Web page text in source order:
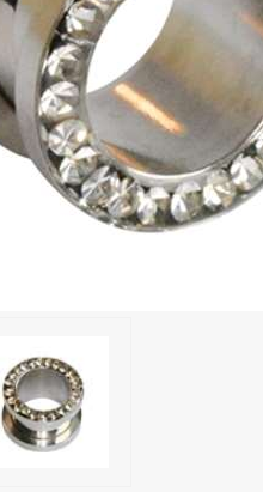
Navelpiercing
Tepelpiercing